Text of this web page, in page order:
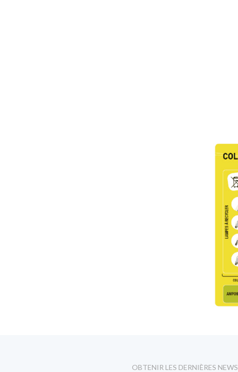
OBTENIR LES DERNIÈRES NEWS